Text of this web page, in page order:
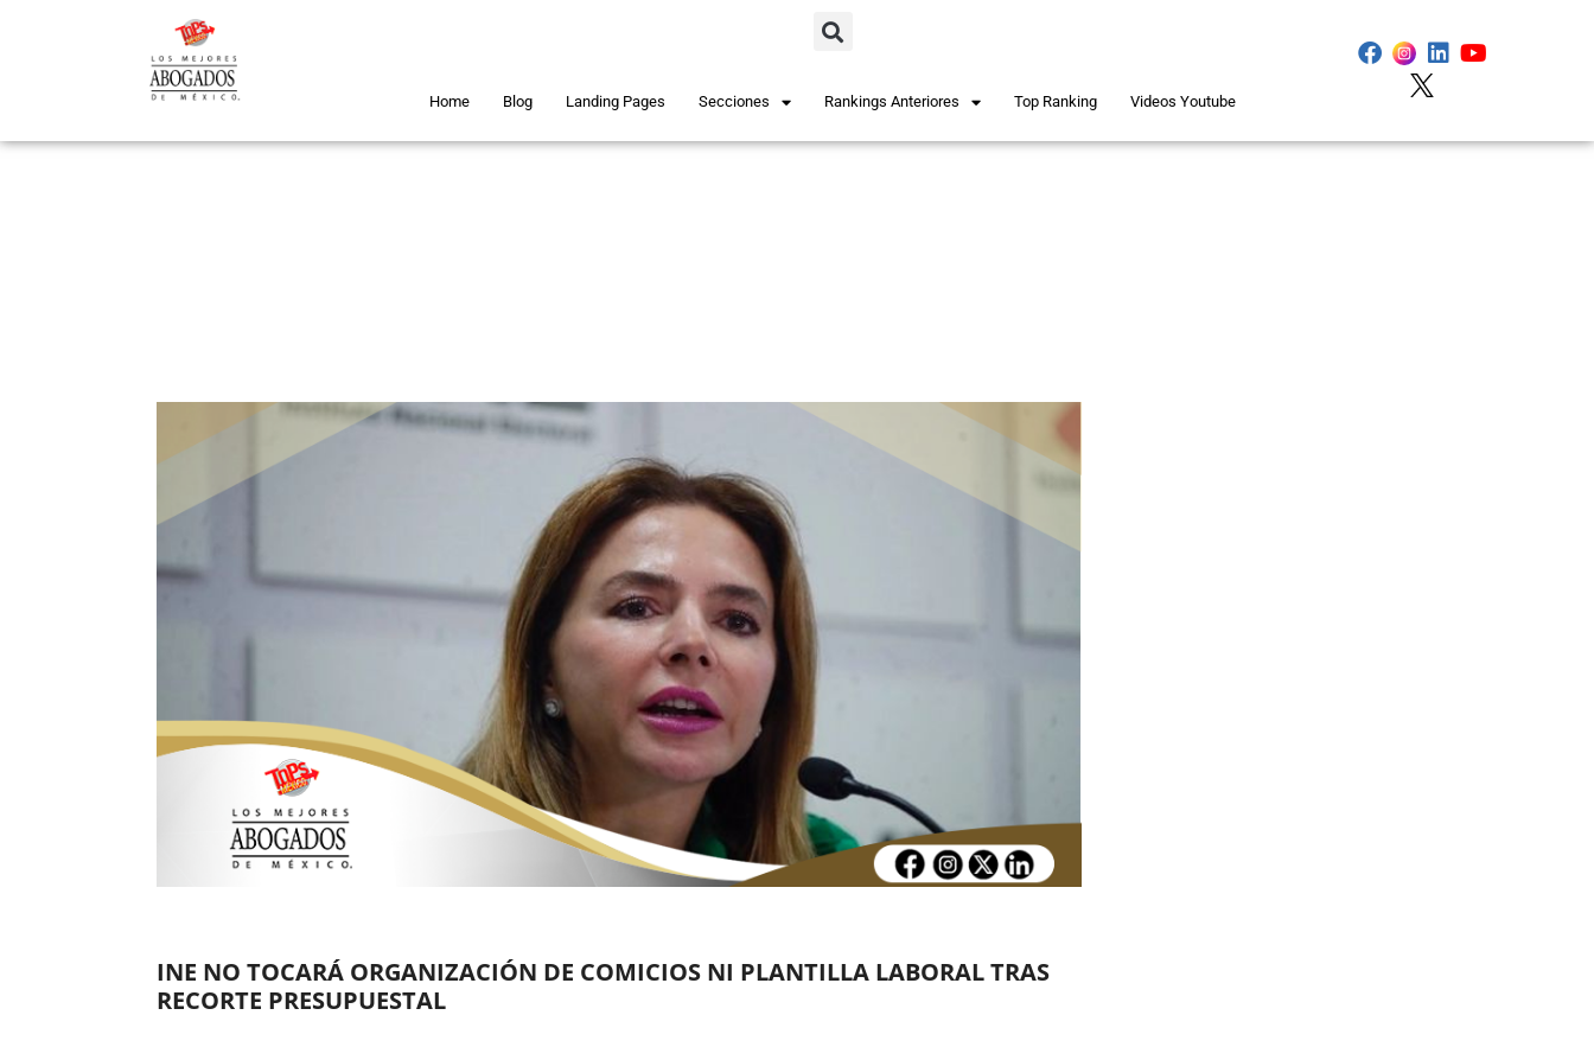
Home Blog Landing Pages Secciones Rankings Anteriores Top Ranking Videos Youtube
INE NO TOCARÁ ORGANIZACIÓN DE COMICIOS NI PLANTILLA LABORAL TRAS
RECORTE PRESUPUESTAL